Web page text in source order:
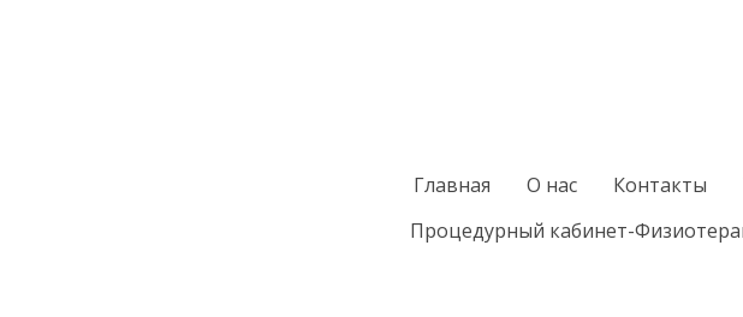
Главная О нас Контакты
Процедурный кабинет-